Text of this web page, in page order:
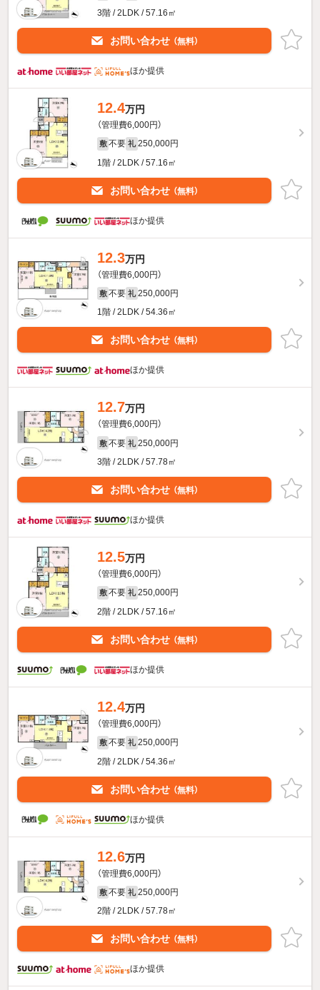
3階 / 2LDK / 57.16㎡
お問い合わせ （無料）
ほか提供
12.4万円
（管理費6,000円）
敷 不要 礼 250,000円
1階 / 2LDK / 57.16㎡
お問い合わせ （無料）
ほか提供
12.3万円
（管理費6,000円）
敷 不要 礼 250,000円
1階 / 2LDK / 54.36㎡
お問い合わせ （無料）
ほか提供
12.7万円
（管理費6,000円）
敷 不要 礼 250,000円
3階 / 2LDK / 57.78㎡
お問い合わせ （無料）
ほか提供
12.5万円
（管理費6,000円）
敷 不要 礼 250,000円
2階 / 2LDK / 57.16㎡
お問い合わせ （無料）
ほか提供
12.4万円
（管理費6,000円）
敷 不要 礼 250,000円
2階 / 2LDK / 54.36㎡
お問い合わせ （無料）
ほか提供
12.6万円
（管理費6,000円）
敷 不要 礼 250,000円
2階 / 2LDK / 57.78㎡
お問い合わせ （無料）
ほか提供